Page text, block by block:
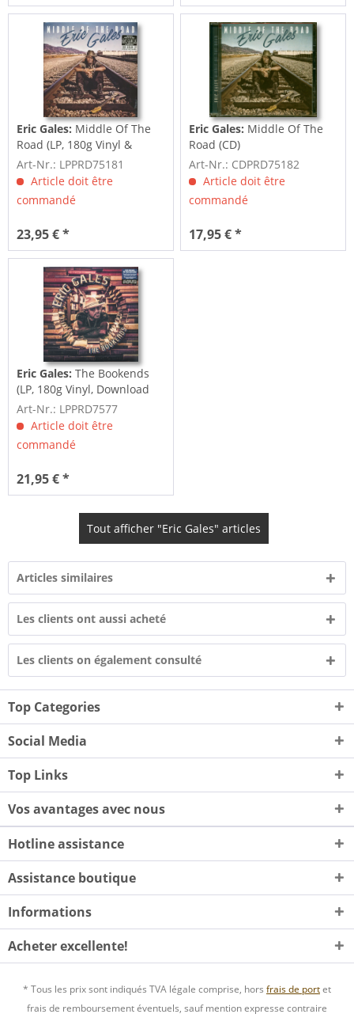
Eric Gales: Middle Of The
Road (LP, 180g Vinyl &
Download...
Art-Nr.: LPPRD75181
Article doit être
commandé
23,95 € *
Eric Gales: Middle Of The
Road (CD)
Art-Nr.: CDPRD75182
Article doit être
commandé
17,95 € *
Eric Gales: The Bookends
(LP, 180g Vinyl, Download
Card)
Art-Nr.: LPPRD7577
Article doit être
commandé
21,95 € *
Tout afficher "Eric Gales" articles
Articles similaires
Les clients ont aussi acheté
Les clients on également consulté
Top Categories
Social Media
Top Links
Vos avantages avec nous
Hotline assistance
Assistance boutique
Informations
Acheter excellente!
* Tous les prix sont indiqués TVA légale comprise, hors frais de portet
frais de remboursement éventuels, sauf mention expresse contraire